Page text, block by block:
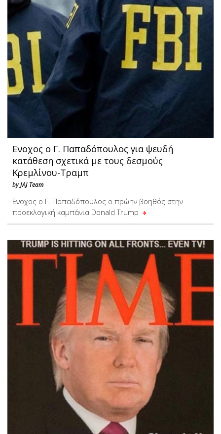
Ενοχος ο Γ. Παπαδόπουλος για ψευδή
κατάθεση σχετικά με τους δεσμούς
Κρεμλίνου-Τραμπ
byJAJ Team
Ενοχος ο Γ. Παπαδόπουλος ο πρώην βοηθός στην
προεκλογική καμπάνια Donald Trump